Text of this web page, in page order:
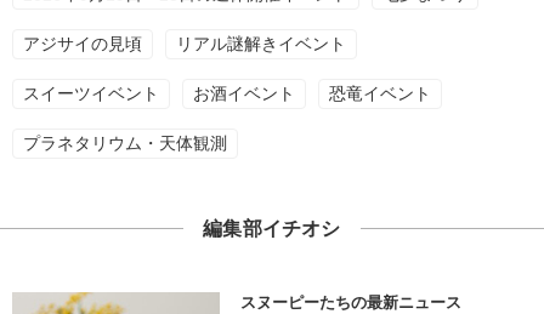
アジサイの見頃 リアル謎解きイベント
スイーツイベント お酒イベント 恐竜イベント
プラネタリウム・天体観測
編集部イチオシ
スヌーピーたちの最新ニュース